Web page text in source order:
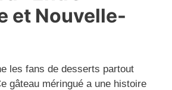
et Nouvelle-
les fans de desserts partout
gâteau méringué a une histoire